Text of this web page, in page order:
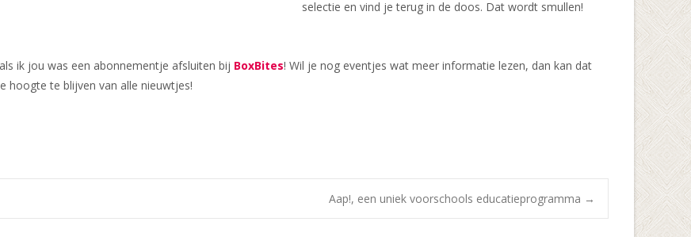
selectie en vind je terug in de doos. Dat wordt smullen!
ik jou was een abonnementje afsluiten bij BoxBites! Wil je nog eventjes wat meer informatie lezen, dan kan dat
hoogte te blijven van alle nieuwtjes!
Aap!, een uniek voorschools educatieprogramma →